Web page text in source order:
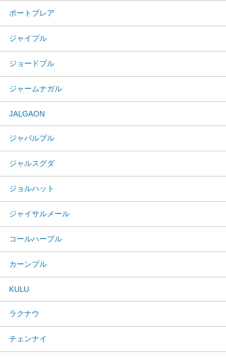
ポートブレア
ジャイプル
ジョードプル
ジャームナガル
JALGAON
ジャバルプル
ジャルスグダ
ジョルハット
ジャイサルメール
コールハープル
カーンプル
KULU
ラクナウ
チェンナイ